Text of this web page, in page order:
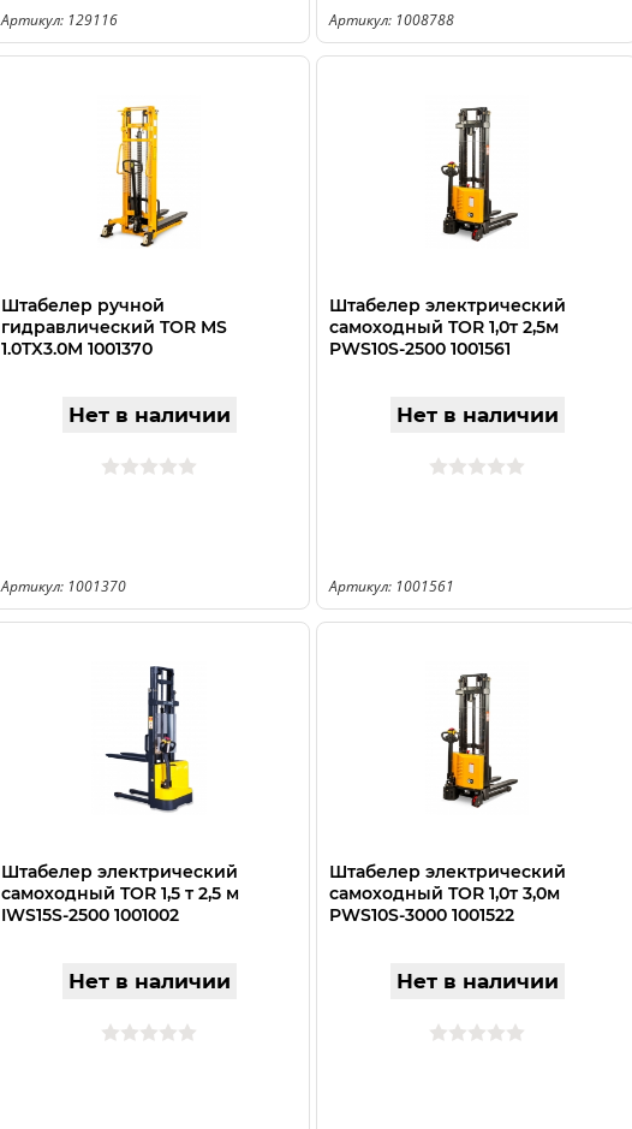
Артикул: 129116 Артикул: 1008788
Штабелер ручной
гидравлический TOR MS
1.0TX3.0M 1001370
Нет в наличии
Артикул: 1001370
Штабелер электрический
самоходный TOR 1,0т 2,5м
PWS10S-2500 1001561
Нет в наличии
Артикул: 1001561
Штабелер электрический
самоходный TOR 1,5 т 2,5 м
IWS15S-2500 1001002
Нет в наличии
Штабелер электрический
самоходный TOR 1,0т 3,0м
PWS10S-3000 1001522
Нет в наличии